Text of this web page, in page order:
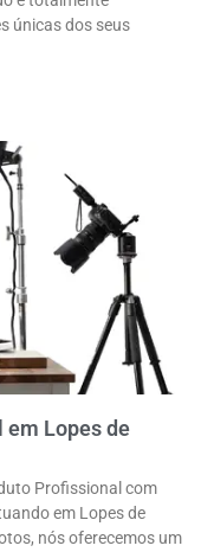
únicas dos seus
em Lopes de
Profissional com
em Lopes de
nós oferecemos um